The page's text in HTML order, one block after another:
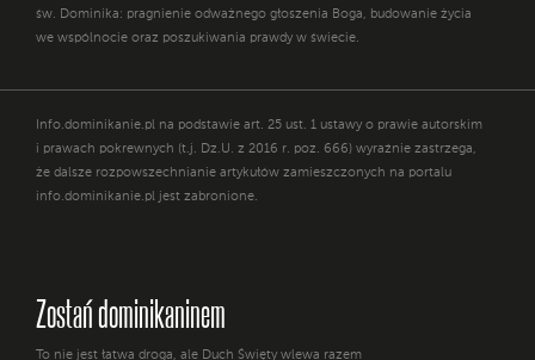
św. Dominika: pragnienie odważnego głoszenia Boga, budowanie życia
we wspólnocie oraz poszukiwania prawdy w świecie.
Info.dominikanie.pl na podstawie art. 25 ust. 1 ustawy o prawie autorskim
i prawach pokrewnych (t.j. Dz.U. z 2016 r. poz. 666) wyraźnie zastrzega,
że dalsze rozpowszechnianie artykułów zamieszczonych na portalu
info.dominikanie.pl jest zabronione.
Zostań dominikaninem
To nie jest łatwa droga, ale Duch Święty wlewa razem